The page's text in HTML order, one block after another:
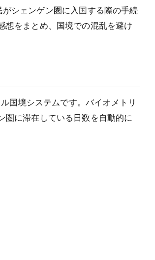
シェンゲン圏に入国する際の手続
想をまとめ、国境での混乱を避け
国境システムです。バイオメトリ
圏に滞在している日数を自動的に